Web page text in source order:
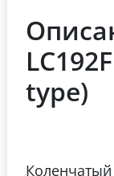
type)
Коленчатый